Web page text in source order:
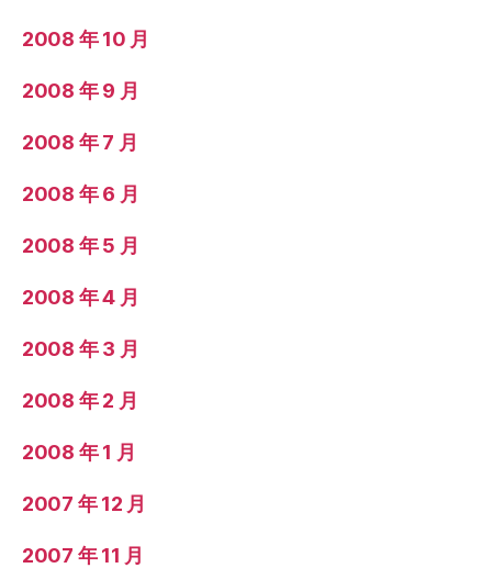
2008 年 10 月
2008 年 9 月
2008 年 7 月
2008 年 6 月
2008 年 5 月
2008 年 4 月
2008 年 3 月
2008 年 2 月
2008 年 1 月
2007 年 12 月
2007 年 11 月